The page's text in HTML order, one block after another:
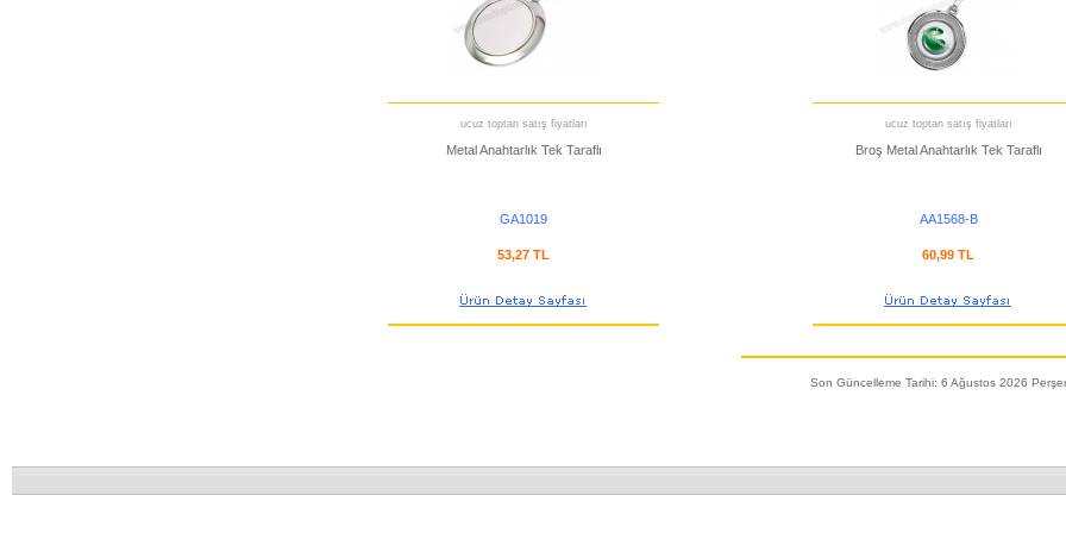
ucuz toptan satış fiyatları
Metal Anahtarlık Tek Taraflı
GA1019
53,27 TL
ucuz toptan satış fiyatları
Broş Metal Anahtarlık Tek Taraflı
AA1568-B
60,99 TL
Son Güncelleme Tarihi: 6 Ağustos 2026